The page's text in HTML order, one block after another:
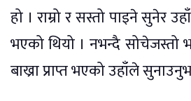
हो । राम्रो र सस्तो पाइने सुनेर
भएको थियो । नभन्दै
बाख्रा प्राप्त भएको उहाँले